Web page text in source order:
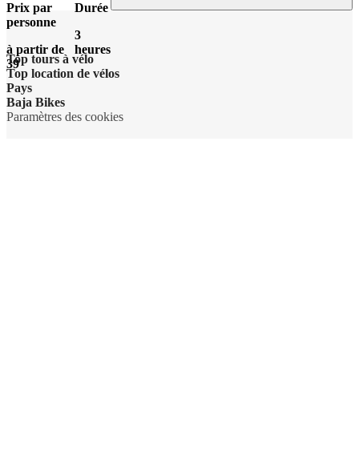
Prix par
personne
à partir de
39
Durée
3
heures
Top tours à vélo
Top location de vélos
Pays
Baja Bikes
Paramètres des cookies